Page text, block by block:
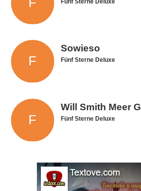
Fünf Sterne Deluxe
Sowieso
Fünf Sterne Deluxe
Will Smith Meer
Fünf Sterne Deluxe